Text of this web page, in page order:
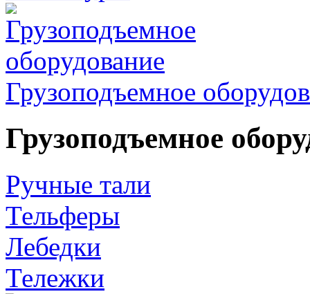
Грузоподъемное
Грузоподъемное
Ручные тали
Тельферы
Лебедки
Тележки